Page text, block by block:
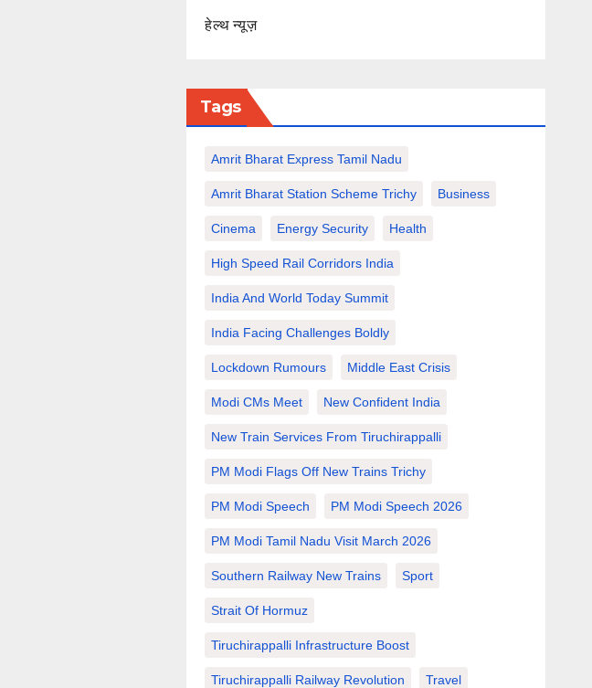
हेल्थ न्यूज़
Tags
Amrit Bharat Express Tamil Nadu
Amrit Bharat Station Scheme Trichy Business
Cinema Energy Security Health
High Speed Rail Corridors India
India And World Today Summit
India Facing Challenges Boldly
Lockdown Rumours Middle East Crisis
Modi CMs Meet New Confident India
New Train Services From Tiruchirappalli
PM Modi Flags Off New Trains Trichy
PM Modi Speech PM Modi Speech 2026
PM Modi Tamil Nadu Visit March 2026
Southern Railway New Trains Sport
Strait Of Hormuz
Tiruchirappalli Infrastructure Boost
Tiruchirappalli Railway Revolution Travel